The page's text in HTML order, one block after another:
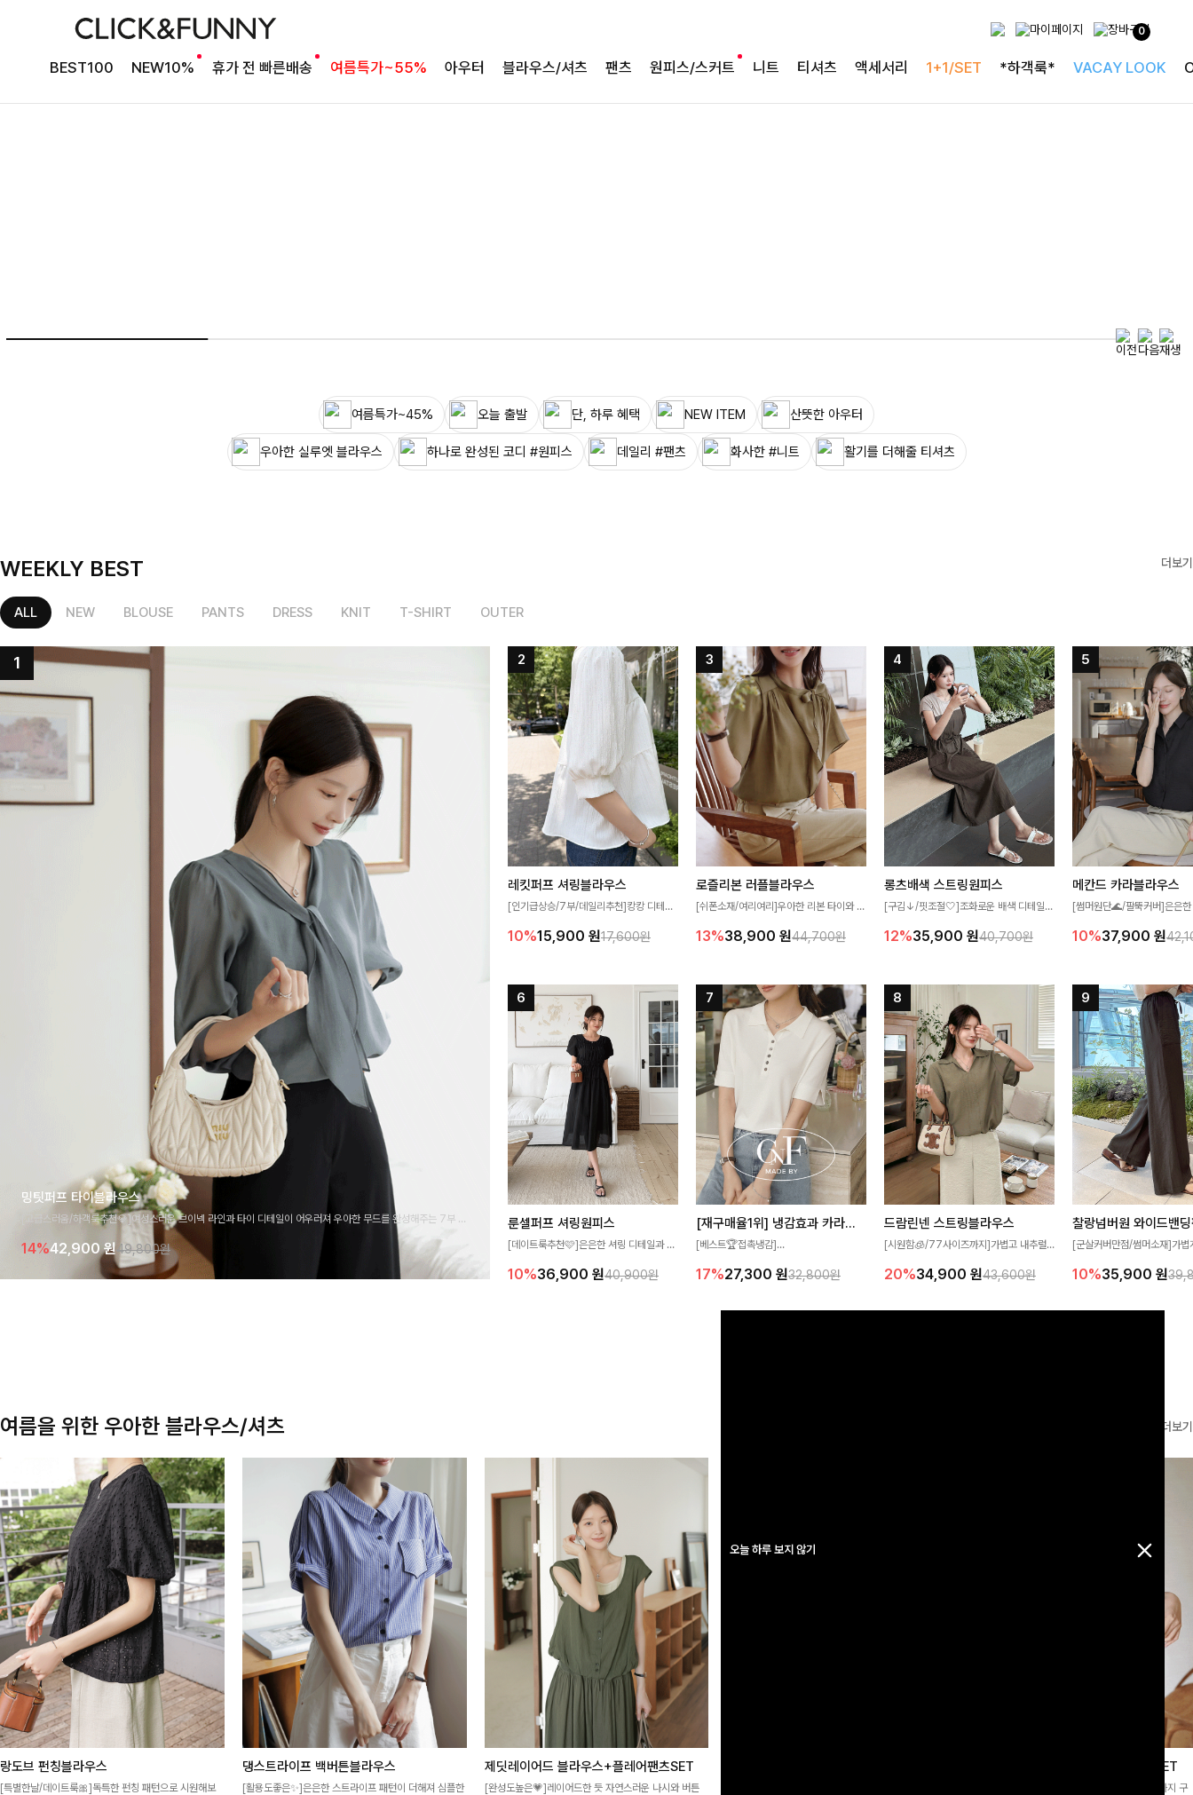
0
BEST100 NEW10% 휴가 전 빠른배송 여름특가~55% 아우터 블라우스/셔츠 팬츠 원피스/스커트 니트 티셔츠 액세서리 1+1/SET *하객룩* VACAY LOOK
오늘 하루 보지 않기
NO1. 썸머베스트
두가지 컬러 데일리아이템
투피스로 완성되는
완성도 높은 원피스SET
여름특가~45% 오늘 출발 단, 하루 혜택 NEW ITEM 산뜻한 아우터
우아한 실루엣 블라우스 하나로 완성된 코디 #원피스 데일리 #팬츠 화사한 #니트 활기를 더해줄 티셔츠
WEEKLY BEST 더보기
ALL NEW BLOUSE PANTS DRESS KNIT T-SHIRT OUTER
밍팃퍼프 타이블라우스
[고급스러움/하객룩추천💎]여성스러운 브이넥 라인과 타이 디테일이 어우러져 우아한 무드를 완성해주는 7부 블
라우스 🤍 여유로운 7부 소매로 편안하게 착용되며 데일리룩부터 출근룩, 하객룩까지 세련된 스타일링을 연출하
기 좋은 아이템이에요
14%42,900원 49,800원
레킷퍼프 셔링블라우스
[인기급상승/7부/데일리추천]캉캉 디테일
성해주는 블라우스 🤍 가볍게 퍼지는 핏으
10%15,900 원17,600원
로즐리본 러플블라우스
[쉬폰소재/여리여리]우아한 리본 타이와 자
분위기를 더해주는 블라우스 🤎 하늘하늘
좋아요
13%38,900 원44,700원
롱츠배색 스트링원피스
[구김↓/핏조절🤍]조화로운 배색 디테일로
있어 여리여리한 라인을 만들어주고 넉넉한
12%35,900 원40,700원
메칸드 카라블라우스
[썸머원단🌊/팔뚝커버]은은
세련된 무드를 연출해주는 블
10%37,900 원
룬셀퍼프 셔링원피스
[데이트룩추천🩷]은은한 셔링 디테일과 퍼
성해주는 원피스🤍 허리 스모크 밴딩이 슬
10%36,900 원40,900원
[재구매율1위] 냉감효과 카라니트
[베스트🏆접촉냉감]
고 가벼운 소재감으로 여름에도 시원하게
17%27,300 원32,800원
드람린넨 스트링블라우스
[시원함🧊/77사이즈까지]가볍고 내추럴
없는 슬릿 카라 디자인이 얼굴선을 더욱 시
20%34,900 원43,600원
[군살커버만점/썸머소재]가볍
편안하게 착용하실 수 있는
감 있는 착용감을 더해드려요!
10%35,900 원
여름을 위한 우아한 블라우스/셔츠 더보기
랑도브 펀칭블라우스
[특별한날/데이트룩🎀]독특한 펀칭 패턴으로 시원해보
댕스트라이프 백버튼블라우스
[활용도좋은✨]은은한 스트라이프 패턴이 더해져 심플한
제딧레이어드 블라우스+플레어팬츠SET
[완성도높은💗]레이어드한 듯 자연스러운 나시와 버튼
필딩버튼 카라블라우스+와이드팬츠SET
[SET PICK]버튼 카라 블라우스와 팬츠, 스트랩까지 구